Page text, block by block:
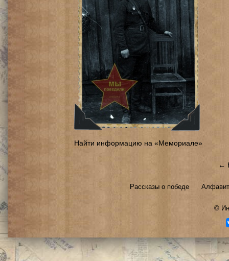
Найти информацию на «Мемориале»
←
Рассказы о победе
©